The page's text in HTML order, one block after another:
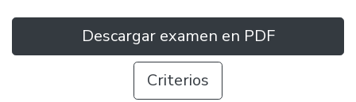
Descargar examen en PDF
Criterios